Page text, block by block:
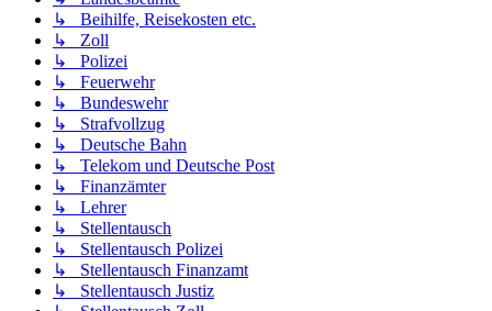
↳ Beihilfe, Reisekosten etc.
↳ Zoll
↳ Polizei
↳ Feuerwehr
↳ Bundeswehr
↳ Strafvollzug
↳ Deutsche Bahn
↳ Telekom und Deutsche Post
↳ Finanzämter
↳ Lehrer
↳ Stellentausch
↳ Stellentausch Polizei
↳ Stellentausch Finanzamt
↳ Stellentausch Justiz